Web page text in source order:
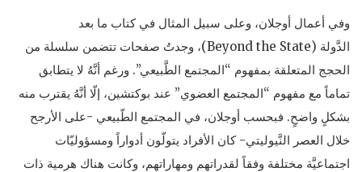
وفي أعمال أوجلان، وعلى سبيل المثال في كتاب ما بعد
الدَّولة (Beyond the State)، وجدتُ صفحات تتضمن سلسلة من
الحجج المتعلقة بمفهوم “المجتمع الطَّبيعي”. ورغم أنَّهُ لا يتطابق
تماماً مع مفهوم “المجتمع العضوي” عند بوكتشين، إلّا أنَّهُ يقترب منه
بشكلٍ واضحٍ. فبحسب أوجلان، في المجتمع الطّبيعي -على الأرجح
خلال العصر النَّيوليتي- كان الأفراد يتولّون أدواراً ومسؤوليّات
اجتماعيَّة مختلفة وفقاً لقدراتهم ومهاراتهم، وكانت هناك هرمية ذات